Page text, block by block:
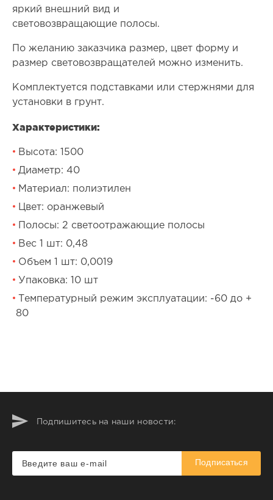
яркий внешний вид и
световозвращающие полосы.
По желанию заказчика размер, цвет форму и
размер световозвращателей можно изменить.
Комплектуется подставками или стержнями для
установки в грунт.
Характеристики:
Высота: 1500
Диаметр: 40
Материал: полиэтилен
Цвет: оранжевый
Полосы: 2 светоотражающие полосы
Вес 1 шт: 0,48
Объем 1 шт: 0,0019
Упаковка: 10 шт
Температурный режим эксплуатации: -60 до +
80
Подпишитесь на наши новости:
Подписаться